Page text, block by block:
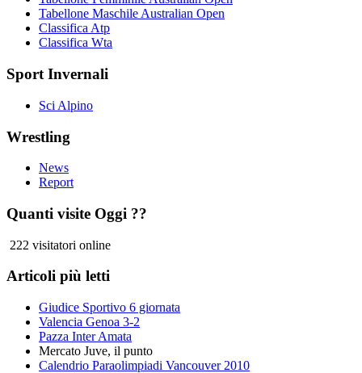
Tabellone Maschile Australian Open
Classifica Atp
Classifica Wta
Sport Invernali
Sci Alpino
Wrestling
News
Report
Quanti visite Oggi ??
222 visitatori online
Articoli più letti
Giudice Sportivo 6 giornata
Valencia Genoa 3-2
Pazza Inter Amata
Mercato Juve, il punto
Calendrio Paraolimpiadi Vancouver 2010